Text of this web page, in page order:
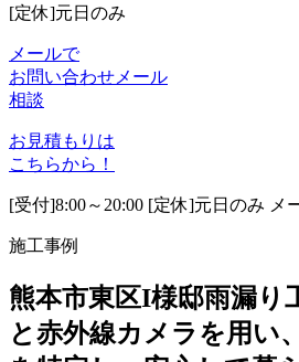
[定休]元日のみ
メールで
お問い合わせ メール
相談
お見積もりは
こちらから！
[受付]8:00～20:00 [定休]元日のみ メ
施工事例
熊本市東区I様邸雨漏
と赤外線カメラを用い